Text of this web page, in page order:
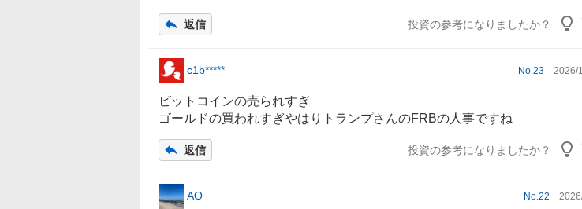
返信 投資の参考になりましたか？
c1b***** No. 23 2026/
ビットコインの売られすぎ
ゴールドの買われすぎやはりトランプさんのFRBの人事ですね
返信 投資の参考になりましたか？
AO No. 22